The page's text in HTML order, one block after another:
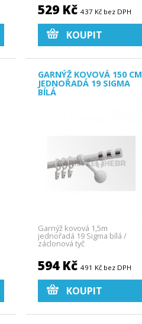
529 Kč 437 Kč bez DPH
KOUPIT
GARNÝŽ KOVOVÁ 150 CM
JEDNOŘADÁ 19 SIGMA
BÍLÁ
Garnýž kovová 1,5m
jednořadá 19 Sigma bílá /
záclonová tyč
594 Kč 491 Kč bez DPH
KOUPIT